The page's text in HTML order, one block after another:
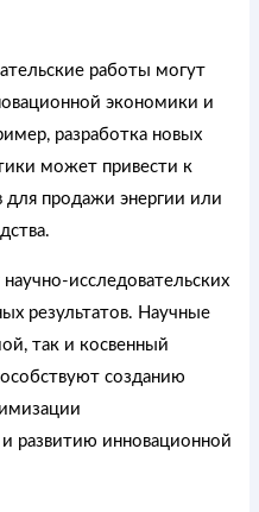
работы могут
экономики и
разработка новых
может привести к
продажи энергии или
исследовательских
результатов. Научные
так и косвенный
созданию
развитию инновационной